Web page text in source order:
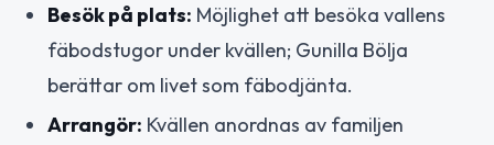
Besök på plats: Möjlighet att besöka vallens
fäbodstugor under kvällen; Gunilla Bölja
berättar om livet som fäbodjänta.
Arrangör: Kvällen anordnas av familjen